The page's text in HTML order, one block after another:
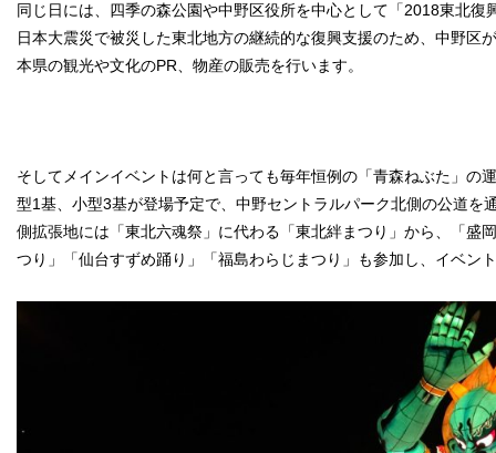
同じ日には、四季の森公園や中野区役所を中心として「2018東北復
日本大震災で被災した東北地方の継続的な復興支援のため、中野区
本県の観光や文化のPR、物産の販売を行います。
そしてメインイベントは何と言っても毎年恒例の「青森ねぶた」の
型1基、小型3基が登場予定で、中野セントラルパーク北側の公道を
側拡張地には「東北六魂祭」に代わる「東北絆まつり」から、「盛
つり」「仙台すずめ踊り」「福島わらじまつり」も参加し、イベン